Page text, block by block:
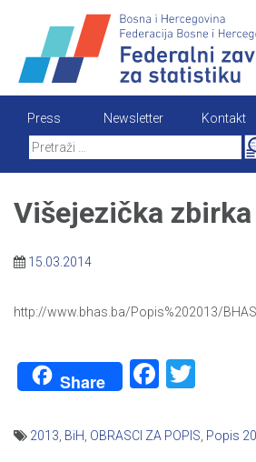
content
Press Newsletter
Kontakt
Višejezička
15.03.2014
http://www.bhas.ba/Popis%202013/
Share
2013 BiH OBRASCI ZA POPIS Popis